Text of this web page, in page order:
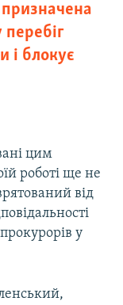
і блокує
цим
роботі ще не
від
у